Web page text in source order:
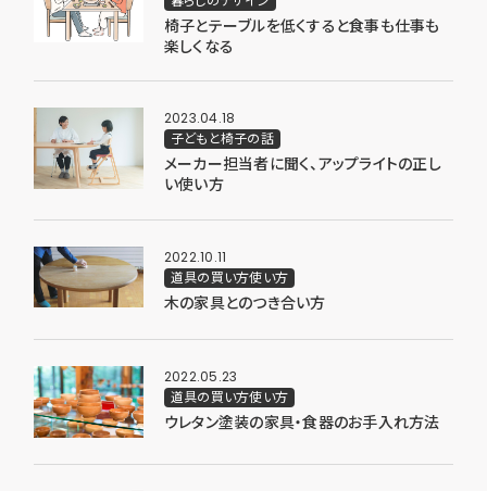
椅子とテーブルを低くすると食事も仕事も
楽しくなる
2023.04.18
子どもと椅子の話
メーカー担当者に聞く、アップライトの正し
い使い方
2022.10.11
道具の買い方使い方
木の家具とのつき合い方
2022.05.23
道具の買い方使い方
ウレタン塗装の家具・食器のお手入れ方法